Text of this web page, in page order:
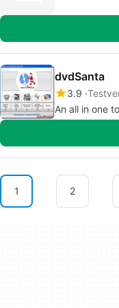
dvdSanta
3.9
An all in one
1 2